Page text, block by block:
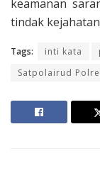
keamanan
tindak
Tags: inti kata
Satpolairud